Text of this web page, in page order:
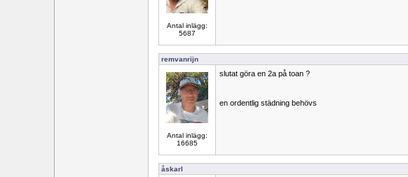
Antal inlägg:
5687
remvanrijn
Antal inlägg:
16685
slutat göra en 2a på toan ?
en ordentlig städning behövs
åskarl